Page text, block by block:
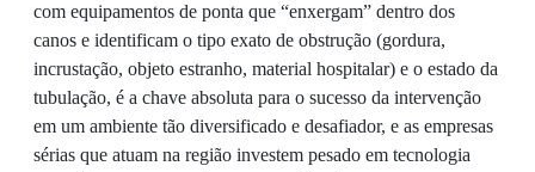
com equipamentos de ponta que “enxergam” dentro dos
canos e identificam o tipo exato de obstrução (gordura,
incrustação, objeto estranho, material hospitalar) e o estado da
tubulação, é a chave absoluta para o sucesso da intervenção
em um ambiente tão diversificado e desafiador, e as empresas
sérias que atuam na região investem pesado em tecnologia